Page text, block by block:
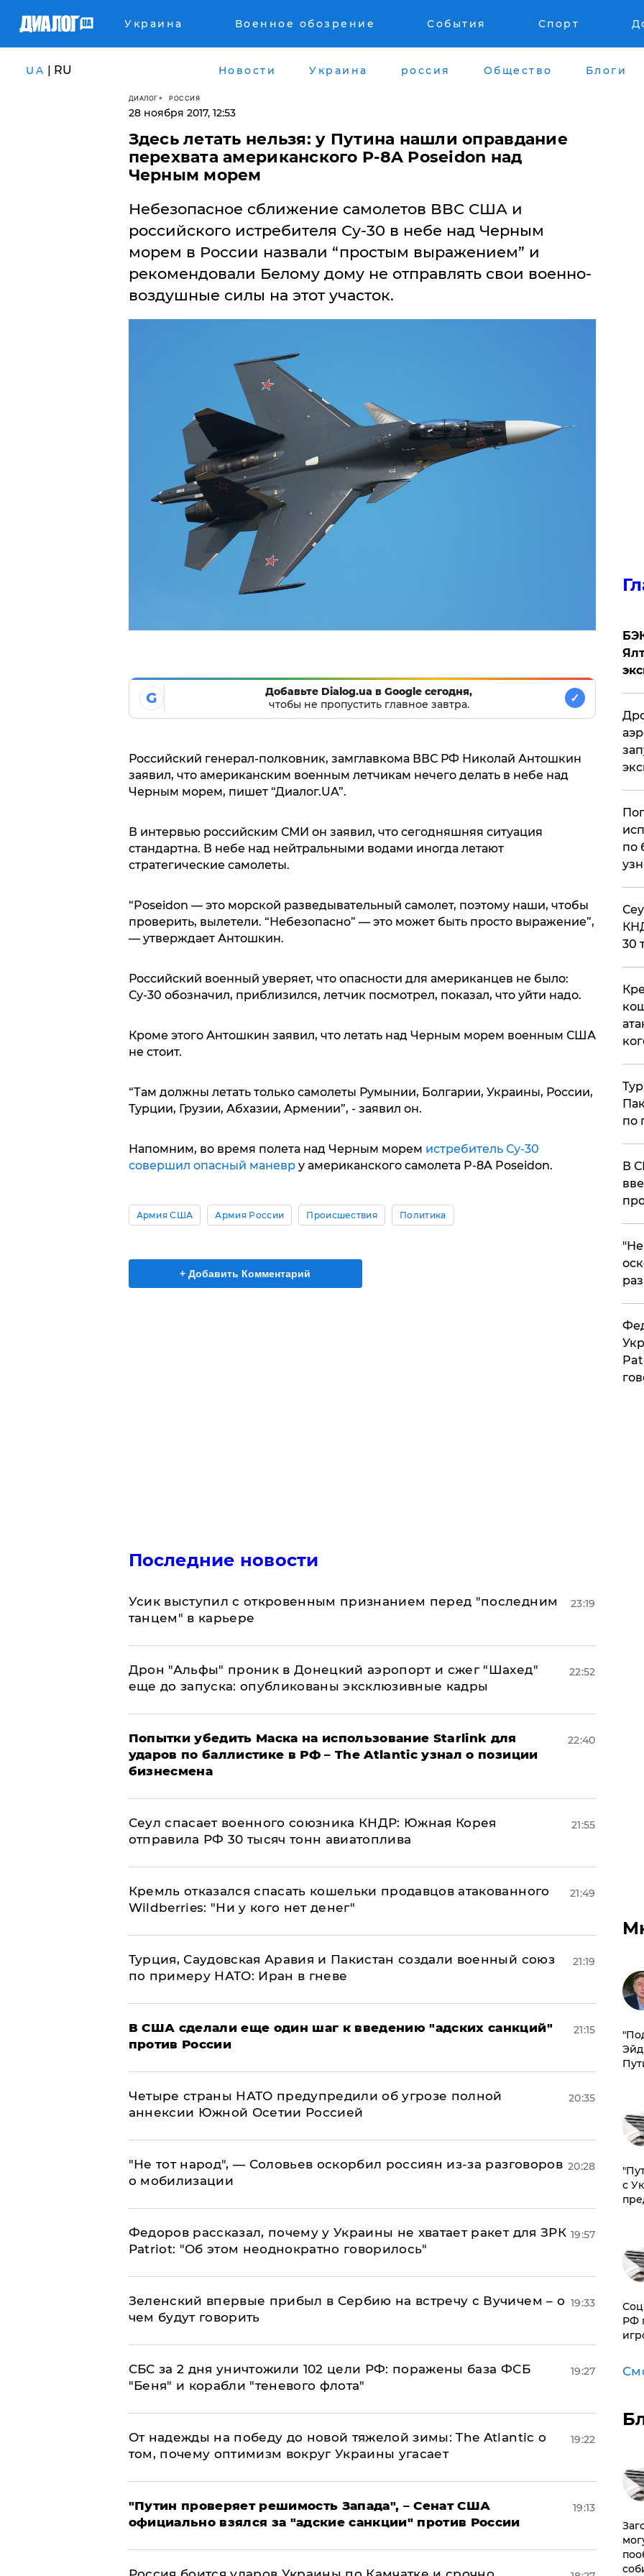
Украина Военное обозрение События Спорт
UA | RU Новости Украина россия Общество Блоги
ДИАЛОГ РОССИЯ
28 ноября 2017, 12:53
Здесь летать нельзя: у Путина нашли оправдание
перехвата американского P-8A Poseidon над
Черным морем
​Небезопасное сближение самолетов ВВС США и
российского истребителя Су-30 в небе над Черным
морем в России назвали “простым выражением” и
рекомендовали Белому дому не отправлять свои военно-
воздушные силы на этот участок.
G
Добавьте Dialog.ua в Google сегодня,
чтобы не пропустить главное завтра.
✓
Российский генерал-полковник, замглавкома ВВС РФ Николай Антошкин
заявил, что американским военным летчикам нечего делать в небе над
Черным морем, пишет “Диалог.UA”.
В интервью российским СМИ он заявил, что сегодняшняя ситуация
стандартна. В небе над нейтральными водами иногда летают
стратегические самолеты.
“Poseidon — это морской разведывательный самолет, поэтому наши, чтобы
проверить, вылетели. “Небезопасно” — это может быть просто выражение”,
— утверждает Антошкин.
Российский военный уверяет, что опасности для американцев не было:
Су-30 обозначил, приблизился, летчик посмотрел, показал, что уйти надо.
Кроме этого Антошкин заявил, что летать над Черным морем военным США
не стоит.
“Там должны летать только самолеты Румынии, Болгарии, Украины, России,
Турции, Грузии, Абхазии, Армении”, - заявил он.
Напомним, во время полета над Черным морем истребитель Су-30
совершил опасный маневру американского самолета P-8A Poseidon.
Армия США Армия России Происшествия Политика
+ Добавить Комментарий
Последние новости
Усик выступил с откровенным признанием перед "последним
танцем" в карьере
23:19
Дрон "Альфы" проник в Донецкий аэропорт и сжег "Шахед"
еще до запуска: опубликованы эксклюзивные кадры
22:52
Попытки убедить Маска на использование Starlink для
ударов по баллистике в РФ – The Atlantic узнал о позиции
бизнесмена
22:40
​Сеул спасает военного союзника КНДР: Южная Корея
отправила РФ 30 тысяч тонн авиатоплива
21:55
Кремль отказался спасать кошельки продавцов атакованного
Wildberries: "Ни у кого нет денег"
21:49
Турция, Саудовская Аравия и Пакистан создали военный союз
по примеру НАТО: Иран в гневе
21:19
В США сделали еще один шаг к введению "адских санкций"
против России
21:15
Четыре страны НАТО предупредили об угрозе полной
аннексии Южной Осетии Россией
20:35
​"Не тот народ", — Соловьев оскорбил россиян из-за разговоров
о мобилизации
20:28
Федоров рассказал, почему у Украины не хватает ракет для ЗРК
Patriot: "Об этом неоднократно говорилось"
19:57
Зеленский впервые прибыл в Сербию на встречу с Вучичем – о
чем будут говорить
19:33
СБС за 2 дня уничтожили 102 цели РФ: поражены база ФСБ
"Беня" и корабли "теневого флота"
19:27
От надежды на победу до новой тяжелой зимы: The Atlantic о
том, почему оптимизм вокруг Украины угасает
19:22
"Путин проверяет решимость Запада", – Сенат США
официально взялся за "адские санкции" против России
19:13
по
30
по
В
с
РФ